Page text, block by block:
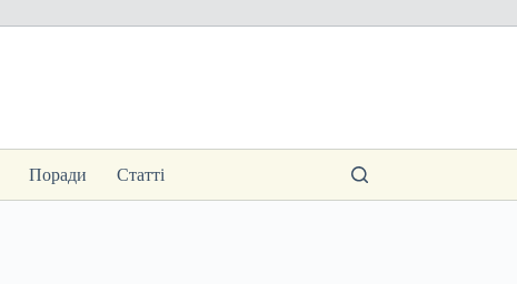
Поради Статті